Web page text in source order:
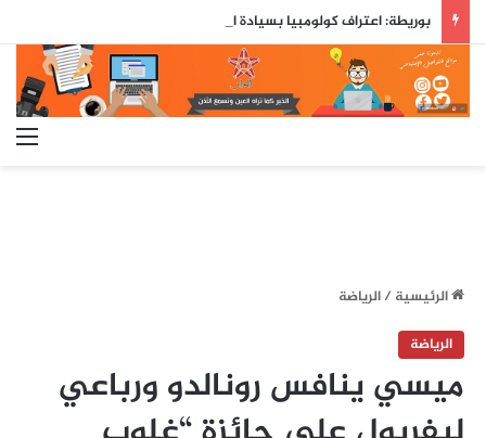
الرئيسية/الرياضة
الرياضة
ميسي ينافس رونالدو ورباعي